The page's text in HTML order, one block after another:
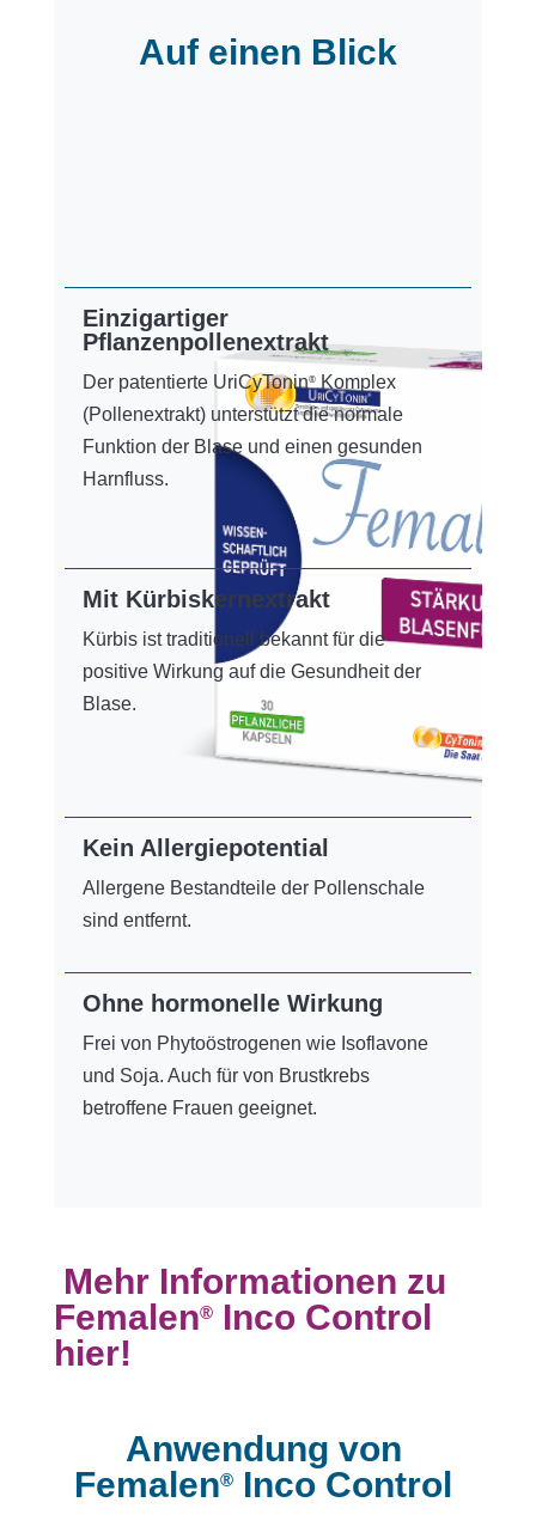
Auf einen Blick
Einzigartiger
Pﬂanzenpollenextrakt
Der patentierte UriCyTonin®Komplex
(Pollenextrakt) unterstützt die normale
Funktion der Blase und einen gesunden
Harnfluss.
Mit Kürbiskernextrakt
Kürbis ist traditionell bekannt für die
positive Wirkung auf die Gesundheit der
Blase.
Kein Allergiepotential
Allergene Bestandteile der Pollenschale
sind entfernt.
Ohne hormonelle Wirkung
Frei von Phytoöstrogenen wie Isoflavone
und Soja. Auch für von Brustkrebs
betroffene Frauen geeignet.
Mehr Informationen zu
Femalen®Inco Control
hier!
Anwendung von
Femalen® Inco Control